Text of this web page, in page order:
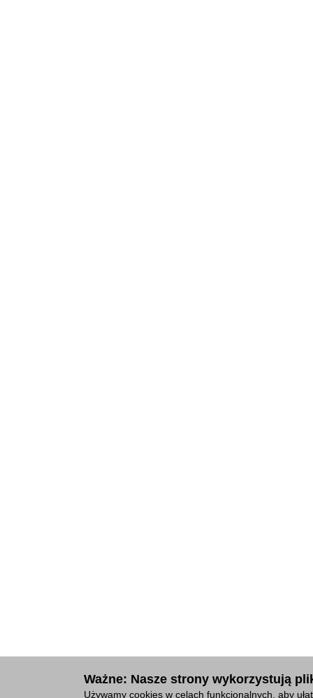
Ważne: Nasze strony wykorzystują
Używamy cookies w celach funkcjonalnych, aby